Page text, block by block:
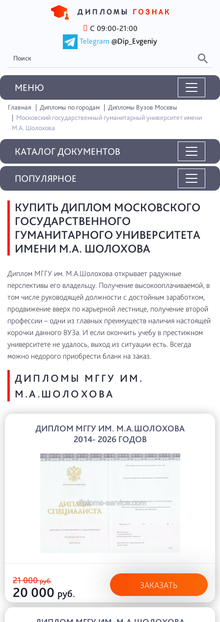
С 09:00-21:00
Telegram @Dip_Evgeniy
MEНЮ
Главная Дипломы по городам
Дипломы Вузов Москвы
Московский государственный гуманитарный университет имени
М.А. Шолохова
КАТАЛОГ ДОКУМЕНТОВ
КУПИТЬ ДИПЛОМ МОСКОВСКОГО
ГОСУДАРСТВЕННОГО
ГУМАНИТАРНОГО УНИВЕРСИТЕТА
ИМЕНИ М.А. ШОЛОХОВА
Диплом МГГУ им. М.А.Шолохова открывает радужные
перспективы его владельцу. Получение высокооплачиваемой, в
том числе руководящей должности с достойным заработком,
продвижение вверх по карьерной лестнице, получение второй
профессии – одни из главных преимуществ наличия настоящей
корочки данного ВУЗа. И если окончить учебу в престижном
университете не удалось, выход из ситуации есть. Всегда
можно недорого приобрести бланк на заказ.
ДИПЛОМЫ МГГУ ИМ.
М.А.ШОЛОХОВА
ДИПЛОМ МГГУ ИМ. М.А.ШОЛОХОВА
2014- 2026 ГОДОВ
21 000руб.
20 000 руб.
ЗАКАЗАТЬ
ПОПУЛЯРНОЕ